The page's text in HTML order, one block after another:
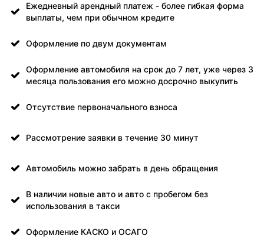
Ежедневный арендный платеж - более гибкая форма
выплаты, чем при обычном кредите
Оформление по двум документам
Оформление автомобиля на срок до 7 лет, уже через 3
месяца пользования его можно досрочно выкупить
Отсутствие первоначального взноса
Рассмотрение заявки в течение 30 минут
Автомобиль можно забрать в день обращения
В наличии новые авто и авто с пробегом без
использования в такси
Оформление КАСКО и ОСАГО